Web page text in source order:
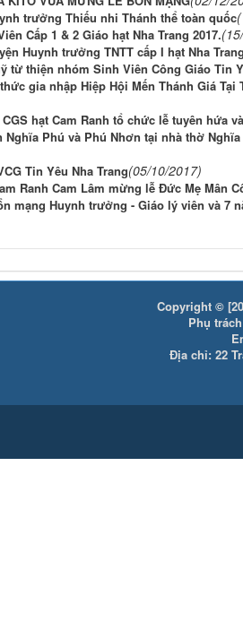
trưởng Thiếu nhi Thánh thể toàn quốc
Cấp 1 & 2 Giáo hạt Nha Trang 2017.
Huynh trưởng TNTT cấp I hạt Nha
từ thiện nhóm Sinh Viên Công Giáo Tin
gia nhập Hiệp Hội Mến Thánh Giá Tại
hạt Cam Ranh tổ chức lễ tuyên hứa
Nghĩa Phú và Phú Nhơn tại nhà thờ
Tin Yêu Nha Trang(05/10/2017)
Ranh Cam Lâm mừng lễ Đức Mẹ Mân
mạng Huynh trưởng - Giáo lý viên và 7
Copyright ©
Phụ
Địa chỉ: 22